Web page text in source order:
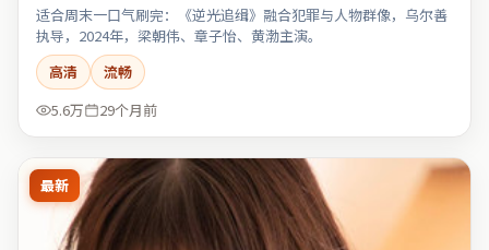
适合周末一口气刷完：《逆光追缉》融合犯罪与人物群像，乌尔善
执导，2024年，梁朝伟、章子怡、黄渤主演。
高清
流畅
5.6万
29个月前
最新